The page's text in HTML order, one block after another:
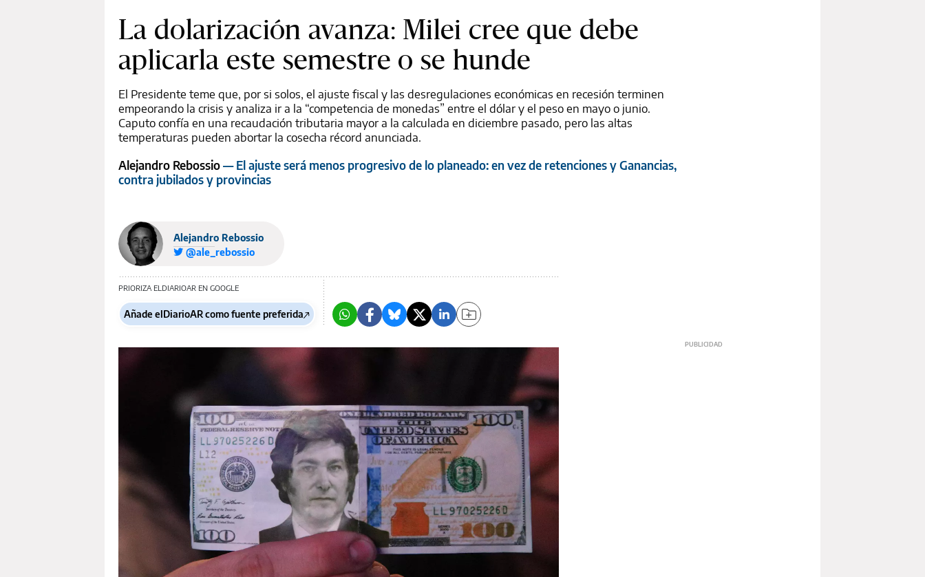
La dolarización avanza: Milei cree que debe
aplicarla este semestre o se hunde
El Presidente teme que, por si solos, el ajuste fiscal y las desregulaciones económicas en recesión terminen
empeorando la crisis y analiza ir a la “competencia de monedas” entre el dólar y el peso en mayo o junio.
Caputo confía en una recaudación tributaria mayor a la calculada en diciembre pasado, pero las altas
temperaturas pueden abortar la cosecha récord anunciada.
Alejandro Rebossio— El ajuste será menos progresivo de lo planeado: en vez de retenciones y Ganancias,
contra jubilados y provincias
Alejandro Rebossio
@ale_rebossio
PRIORIZA ELDIARIOAR EN GOOGLE
Añade elDiarioAR como fuente preferida